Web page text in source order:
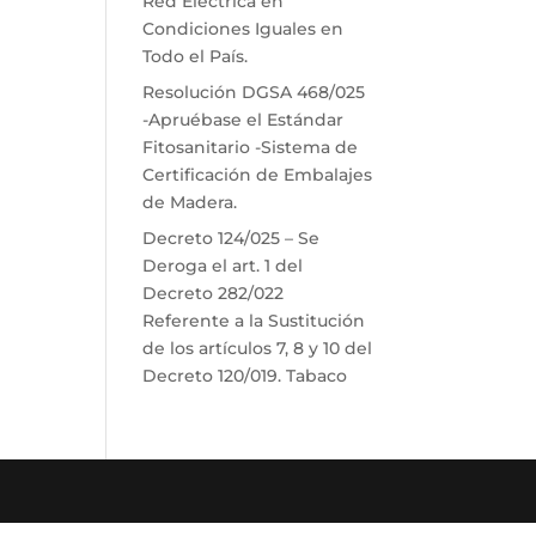
Condiciones Iguales en
Todo el País.
Resolución DGSA 468/025
-Apruébase el Estándar
Fitosanitario -Sistema de
Certificación de Embalajes
de Madera.
Decreto 124/025 – Se
Deroga el art. 1 del
Decreto 282/022
Referente a la Sustitución
de los artículos 7, 8 y 10 del
Decreto 120/019. Tabaco